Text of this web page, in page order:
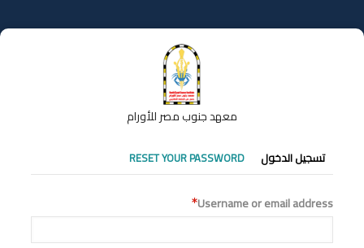
إلى
المحتوى
معهد جنوب مصر للأورام
التبويبات
الأساسية
تسجيل الدخول RESET YOUR PASSWORD
Username or email address